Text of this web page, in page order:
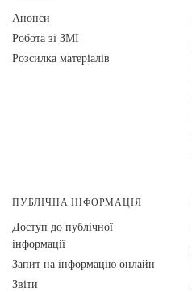
Анонси
Робота зі ЗМІ
Розсилка матеріалів
ПУБЛІЧНА ІНФОРМАЦІЯ
Доступ до публічної
інформації
Запит на інформацію онлайн
Звіти